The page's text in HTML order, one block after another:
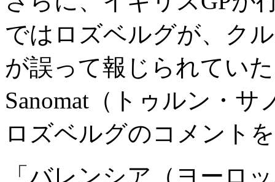
ではロズベルグが、ク
が誤って報じられてい
Sanomat（トゥルン・
ロズベルグのコメント
「バレンシア（ヨーロ